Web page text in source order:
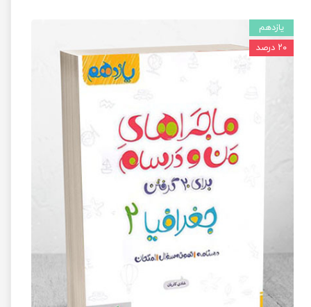
یازدهم
۲۰ درصد